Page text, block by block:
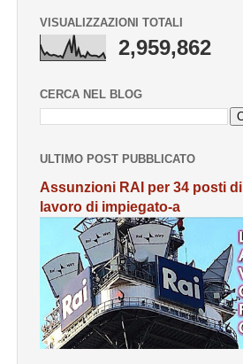
VISUALIZZAZIONI TOTALI
2,959,862
CERCA NEL BLOG
ULTIMO POST PUBBLICATO
Assunzioni RAI per 34 posti di
lavoro di impiegato-a